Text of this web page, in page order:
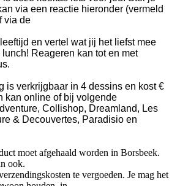
via een reactie hieronder (vermeld
via de
en vertel wat jij het liefst mee
Reageren kan tot en met
is verkrijgbaar in 4 dessins en kost €
kan online of bij volgende
Collishop, Dreamland, Les
& Decouvertes, Paradisio en
moet afgehaald worden in Borsbeek.
ook.
te vergoeden. Je mag het